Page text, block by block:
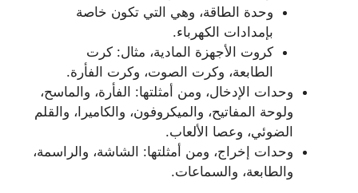
وحدة الطاقة، وهي التي تكون خاصة
بإمدادات الكهرباء.
كروت الأجهزة المادية، مثال: كرت
الطابعة، وكرت الصوت، وكرت الفأرة.
وحدات الإدخال، ومن أمثلتها: الفأرة، والماسح،
ولوحة المفاتيح، والميكروفون، والكاميرا، والقلم
الضوئي، وعصا الألعاب.
وحدات إخراج، ومن أمثلتها: الشاشة، والراسمة،
والطابعة، والسماعات.